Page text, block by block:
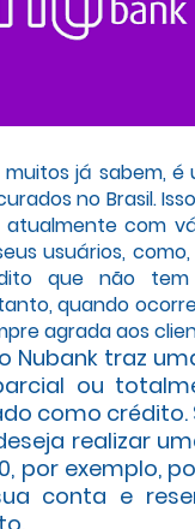
muitos já sabem, é
no Brasil.
com
usuários,
que não tem
quando
agrada aos
Nubank traz
ou
como crédito.
realizar
por exemplo,
conta e